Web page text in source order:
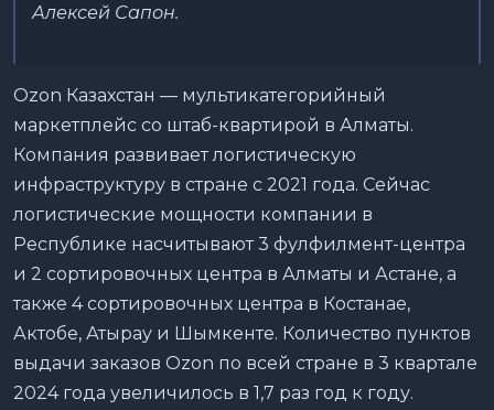
Алексей Сапон.
Ozon Казахстан — мультикатегорийный
маркетплейс со штаб-квартирой в Алматы.
Компания развивает логистическую
инфраструктуру в стране с 2021 года. Сейчас
логистические мощности компании в
Республике насчитывают 3 фулфилмент-центра
и 2 сортировочных центра в Алматы и Астане, а
также 4 сортировочных центра в Костанае,
Актобе, Атырау и Шымкенте. Количество пунктов
выдачи заказов Ozon по всей стране в 3 квартале
2024 года увеличилось в 1,7 раз год к году.